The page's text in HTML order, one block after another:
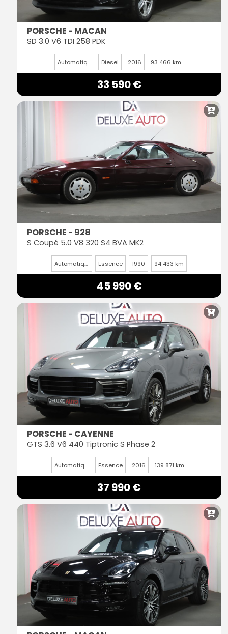
PORSCHE - MACAN
SD 3.0 V6 TDI 258 PDK
Automatique Diesel 2016 93 466 km
33 590 €
PORSCHE - 928
S Coupé 5.0 V8 320 S4 BVA MK2
Automatique Essence 1990 94 433 km
45 990 €
PORSCHE - CAYENNE
GTS 3.6 V6 440 Tiptronic S Phase 2
Automatique Essence 2016 139 871 km
37 990 €